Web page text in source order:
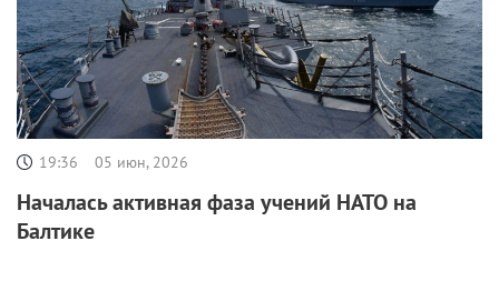
19:36 05 июн, 2026
Началась активная фаза учений НАТО на
Балтике